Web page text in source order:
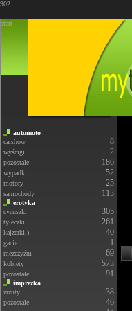
902
start
automoto
carshow
8
wyścigi 2
pozostałe 186
wypadki 52
motory 25
samochody 113
erotyka
cycuszki
305
tyłeczki 261
kajzerki;) 40
gacie 1
meżczyźni 69
kobiety 573
pozostałe 91
imprezka
zrzuty
38
pozostałe 46